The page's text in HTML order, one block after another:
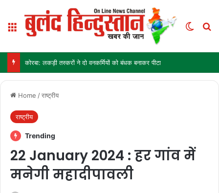
Menu
कोरबा: लकड़ी तस्करों ने दो वनकर्मियों को बंधक बनाकर पीटा
Home /राष्ट्रीय
राष्ट्रीय
Trending
22 January 2024 : हर गांव में
मनेगी महादीपावली